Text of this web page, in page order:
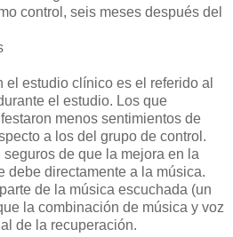
control, seis meses después del
el estudio clínico es el referido al
el estudio. Los que
menos sentimientos de
a los del grupo de control.
de que la mejora en la
debe directamente a la música.
de la música escuchada (un
la combinación de música y voz
de la recuperación.